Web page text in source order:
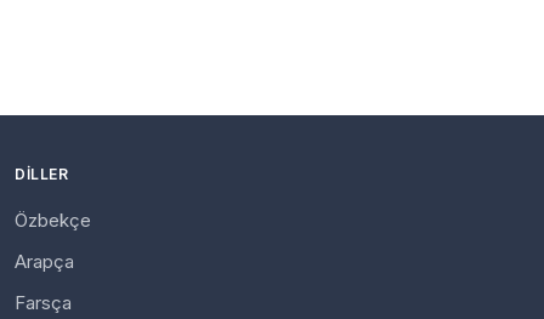
DILLER
Özbekçe
Arapça
Farsça